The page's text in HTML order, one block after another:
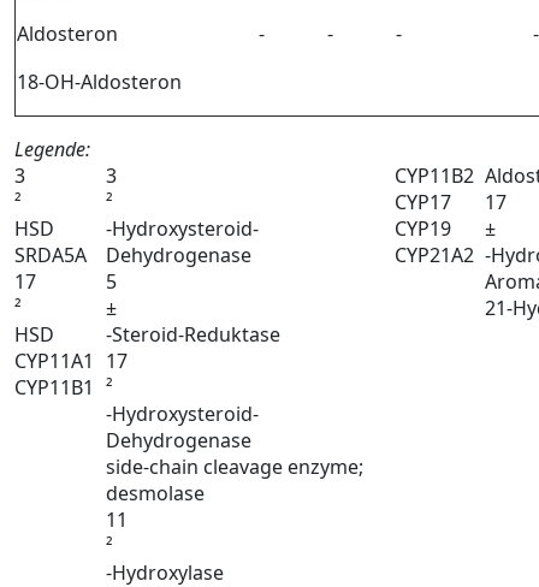
Aldosteron
- - -
-
18-OH-Aldosteron
Legende:
3
²
HSD
SRDA5A
17
²
HSD
CYP11A1
CYP11B1
3
²
-Hydroxysteroid-
Dehydrogenase
5
±
-Steroid-Reduktase
17
²
-Hydroxysteroid-
Dehydrogenase
side-chain cleavage enzyme;
desmolase
11
²
-Hydroxylase
CYP11B2
CYP17
CYP19
CYP21A2
17
±
-
21-